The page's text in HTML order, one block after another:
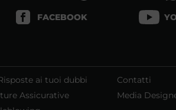
FACEBOOK
ai tuoi dubbi Contatti
Assicurative Media